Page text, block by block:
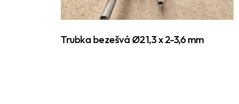
Trubka bezešvá Ø21,3 x 2-3,6 mm